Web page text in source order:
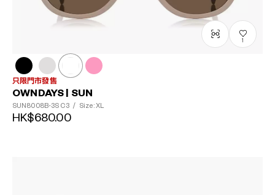
1
只限門市發售
OWNDAYS | SUN
SUN8008B-3S C3 / Size: XL
HK$680.00